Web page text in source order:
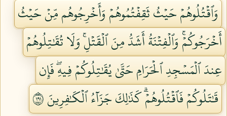
وَٱقۡتُلُوهُمۡ حَيۡثُ ثَقِفۡتُمُوهُمۡ وَأَخۡرِجُوهُم مِّنۡ حَيۡثُ
أَخۡرَجُوكُمۡۚ وَٱلۡفِتۡنَةُ أَشَدُّ مِنَ ٱلۡقَتۡلِۚ وَلَا تُقَٰتِلُوهُمۡ
عِندَ ٱلۡمَسۡجِدِ ٱلۡحَرَامِ حَتَّىٰ يُقَٰتِلُوكُمۡ فِيهِۖ فَإِن
قَٰتَلُوكُمۡ فَٱقۡتُلُوهُمۡۗ كَذَٰلِكَ جَزَآءُ ٱلۡكَٰفِرِينَ ١٩١